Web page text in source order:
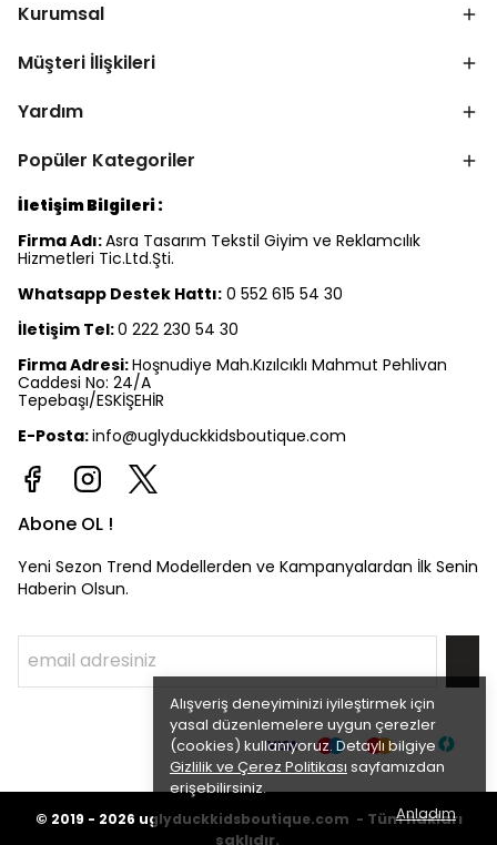
Alışveriş deneyiminizi iyileştirmek için
yasal düzenlemelere uygun çerezler
(cookies) kullanıyoruz. Detaylı bilgiye
Gizlilik ve Çerez Politikası sayfamızdan
erişebilirsiniz.
Anladım
Kurumsal
Müşteri İlişkileri
Yardım
Popüler Kategoriler
İletişim Bilgileri :
Firma Adı:Asra Tasarım Tekstil Giyim ve Reklamcılık
Hizmetleri Tic.Ltd.Şti.
Whatsapp Destek Hattı: 0 552 615 54 30
İletişim Tel:0 222 230 54 30
Firma Adresi:Hoşnudiye Mah.Kızılcıklı Mahmut Pehlivan
Caddesi No: 24/A
Tepebaşı/ESKİŞEHİR
E-Posta:info@uglyduckkidsboutique.com
Abone OL !
Yeni Sezon Trend Modellerden ve Kampanyalardan İlk Senin
Haberin Olsun.
© 2019 - 2026 uglyduckkidsboutique.com - Tüm hakları
saklıdır.